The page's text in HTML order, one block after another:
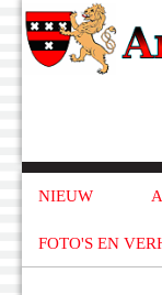
NIEUW
FOTO'S EN